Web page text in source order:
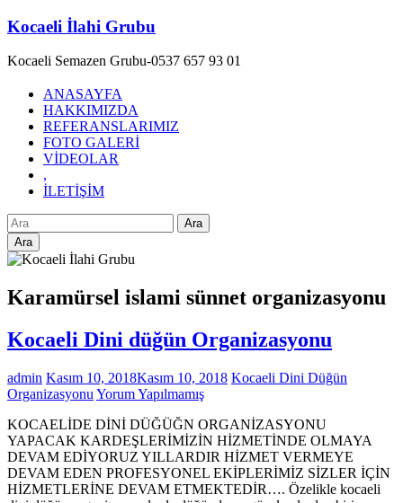
Skip
content
Kocaeli İlahi Grubu
Kocaeli Semazen Grubu-0537 657 93 01
ANASAYFA
HAKKIMIZDA
REFERANSLARIMIZ
FOTO GALERİ
VİDEOLAR
,
İLETİŞİM
Ara
Karamürsel islami sünnet organizasyonu
Kocaeli Dini düğün Organizasyonu
admin Kasım 10, 2018Kasım 10, 2018 Kocaeli Dini Düğün
Organizasyonu Yorum Yapılmamış
KOCAELİDE DİNİ DÜĞÜĞN ORGANİZASYONU
YAPACAK KARDEŞLERİMİZİN HİZMETİNDE OLMAYA
DEVAM EDİYORUZ YILLARDIR HİZMET VERMEYE
DEVAM EDEN PROFESYONEL EKİPLERİMİZ SİZLER İÇİN
HİZMETLERİNE DEVAM ETMEKTEDİR…. Özelikle kocaeli